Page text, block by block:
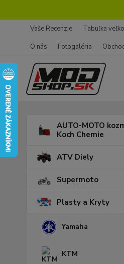
Vaše Recenzie Tabuľka
O nás
Fotogaléria
AUTO-MOTO
Koch Chemie
ATV Diely
Supermoto
Plasty a Kryty
Yamaha
KTM